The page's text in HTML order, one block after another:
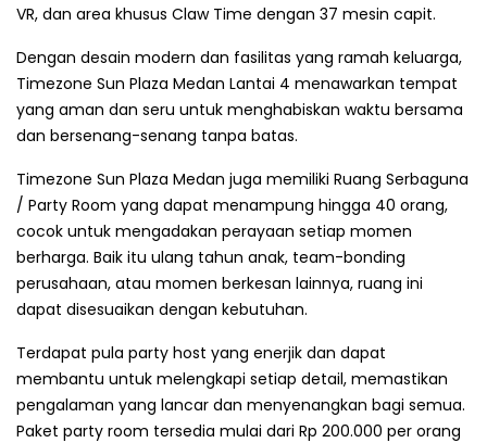
VR, dan area khusus Claw Time dengan 37 mesin capit.
Dengan desain modern dan fasilitas yang ramah keluarga,
Timezone Sun Plaza Medan Lantai 4 menawarkan tempat
yang aman dan seru untuk menghabiskan waktu bersama
dan bersenang-senang tanpa batas.
Timezone Sun Plaza Medan juga memiliki Ruang Serbaguna
/ Party Room yang dapat menampung hingga 40 orang,
cocok untuk mengadakan perayaan setiap momen
berharga. Baik itu ulang tahun anak, team-bonding
perusahaan, atau momen berkesan lainnya, ruang ini
dapat disesuaikan dengan kebutuhan.
Terdapat pula party host yang enerjik dan dapat
membantu untuk melengkapi setiap detail, memastikan
pengalaman yang lancar dan menyenangkan bagi semua.
Paket party room tersedia mulai dari Rp 200.000 per orang